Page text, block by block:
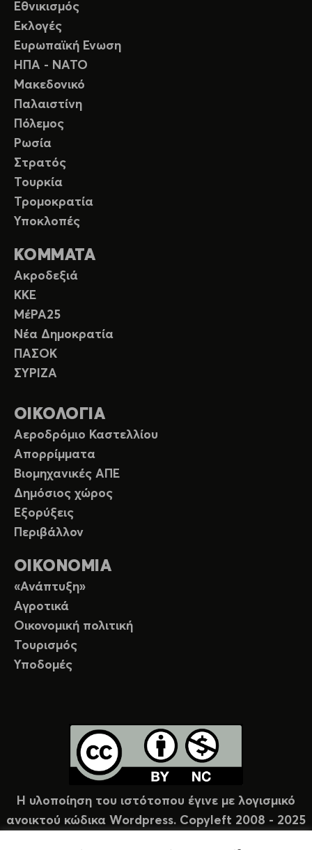
Εθνικισμός
Εκλογές
Ευρωπαϊκή Ενωση
ΗΠΑ - ΝΑΤΟ
Μακεδονικό
Παλαιστίνη
Πόλεμος
Ρωσία
Στρατός
Τουρκία
Τρομοκρατία
Υποκλοπές
ΚΟΜΜΑΤΑ
Ακροδεξιά
ΚΚΕ
ΜέΡΑ25
Νέα Δημοκρατία
ΠΑΣΟΚ
ΣΥΡΙΖΑ
ΟΙΚΟΛΟΓΙΑ
Αεροδρόμιο Καστελλίου
Απορρίμματα
Βιομηχανικές ΑΠΕ
Δημόσιος χώρος
Εξορύξεις
Περιβάλλον
ΟΙΚΟΝΟΜΙΑ
«Ανάπτυξη»
Αγροτικά
Οικονομική πολιτική
Τουρισμός
Υποδομές
Η υλοποίηση του ιστότοπου έγινε με λογισμικό
ανοικτού κώδικα Wordpress. Copyleft 2008 - 2025